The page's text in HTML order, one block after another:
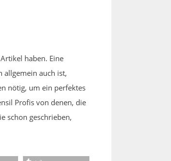
haben. Eine
allgemein auch ist,
nötig, um ein perfektes
Profis von denen, die
schon geschrieben,